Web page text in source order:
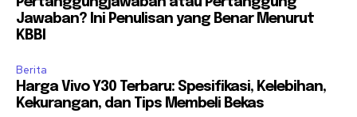
Jawaban? Ini Penulisan yang Benar Menurut
KBBI
Berita
Harga Vivo Y30 Terbaru: Spesifikasi, Kelebihan,
Kekurangan, dan Tips Membeli Bekas